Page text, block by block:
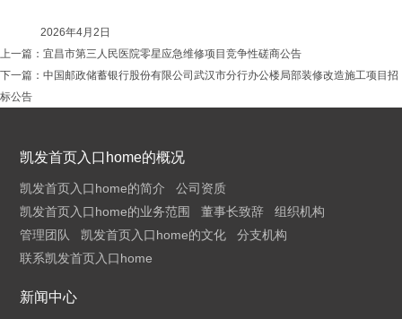
2026年4月2日
上一篇： 宜昌市第三人民医院零星应急维修项目竞争性磋商公告
下一篇： 中国邮政储蓄银行股份有限公司武汉市分行办公楼局部装修改造施工项目招
标公告
凯发首页入口home的概况
凯发首页入口home的简介
公司资质
凯发首页入口home的业务范围
董事长致辞
组织机构
管理团队
凯发首页入口home的文化
分支机构
联系凯发首页入口home
新闻中心